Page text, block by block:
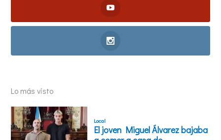
Lo más visto